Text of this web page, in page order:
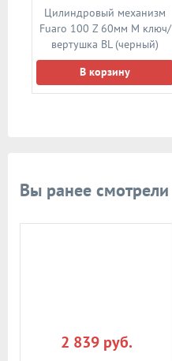
Цилиндровый механизм
Fuaro 100 Z 60мм М ключ/
вертушка BL (черный)
В корзину
Вы ранее смотрели
2 839 руб.